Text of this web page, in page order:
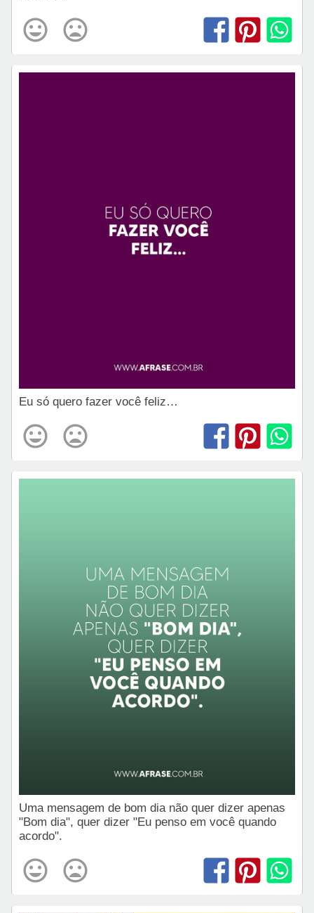
Eu só quero fazer você feliz…
Uma mensagem de bom dia não quer dizer apenas
"Bom dia", quer dizer "Eu penso em você quando
acordo".